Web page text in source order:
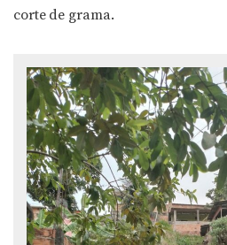
corte de grama.